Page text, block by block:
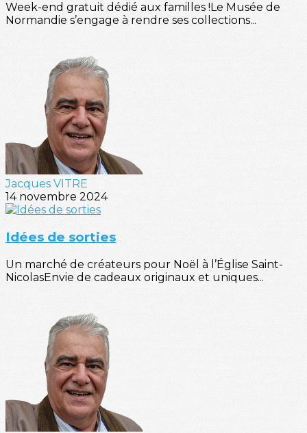
Week-end gratuit dédié aux familles !Le Musée de
Normandie s’engage à rendre ses collections...
Jacques VITRE
14 novembre 2024
Idées de sorties
Un marché de créateurs pour Noël à l’Église Saint-
NicolasEnvie de cadeaux originaux et uniques...